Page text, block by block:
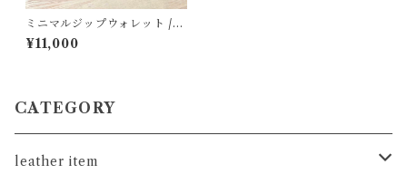
ミニマルジップウォレット /色
ブラック/スムース
¥11,000
CATEGORY
leather item